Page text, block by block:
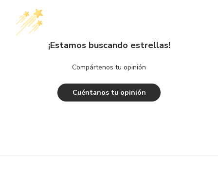
¡Estamos buscando estrellas!
Compártenos tu opinión
Cuéntanos tu opinión